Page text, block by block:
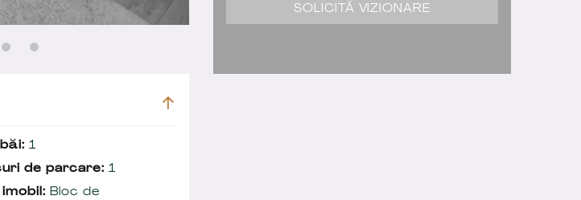
SOLICITĂ VIZIONARE
1
de parcare: 1
Bloc de